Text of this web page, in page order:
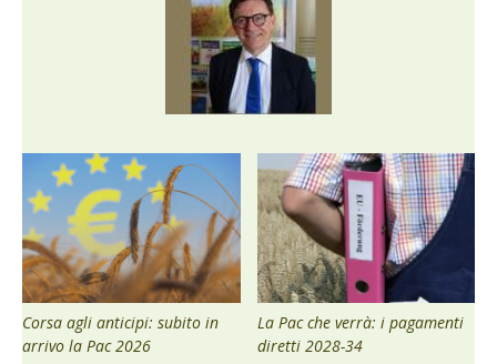
Corsa agli anticipi: subito in
arrivo la Pac 2026
La Pac che verrà: i pagamenti
diretti 2028-34